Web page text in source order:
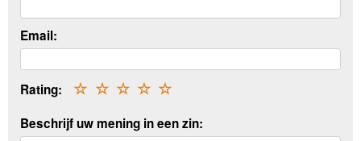
Email:
Rating: ☆
☆
☆
☆
☆
Beschrijf uw mening in een zin: